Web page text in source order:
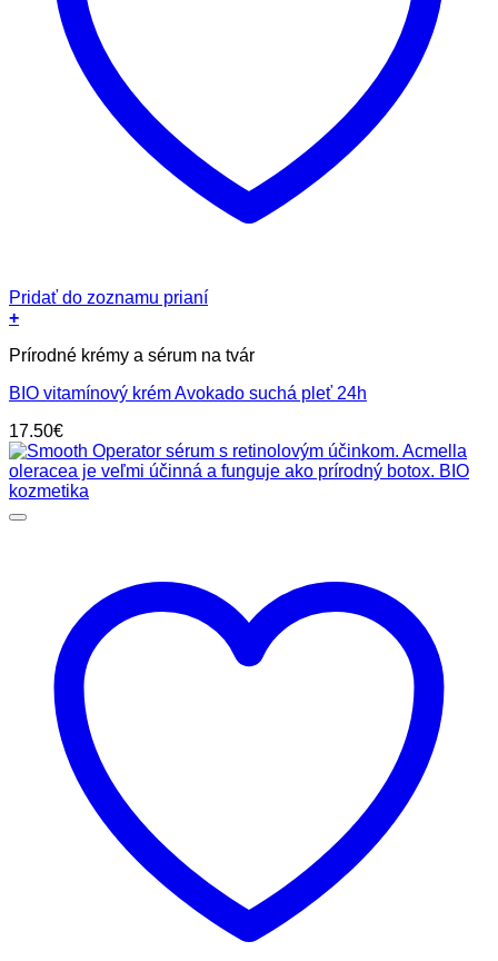
Pridať do zoznamu prianí
+
Prírodné krémy a sérum na tvár
BIO vitamínový krém Avokado suchá pleť 24h
17.50€